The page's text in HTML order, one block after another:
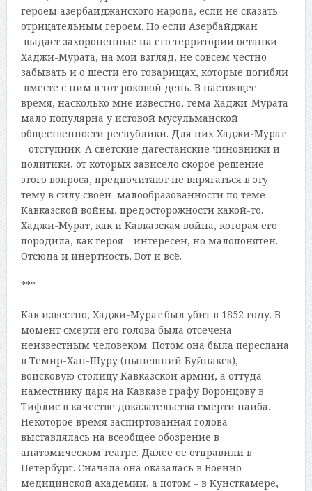
героем азербайджанского народа, если не сказать
отрицательным героем. Но если Азербайджан
выдаст захороненные на его территории останки
Хаджи-Мурата, на мой взгляд, не совсем честно
забывать и о шести его товарищах, которые погибли
вместе с ним в тот роковой день. В настоящее
время, насколько мне известно, тема Хаджи-Мурата
мало популярна у истовой мусульманской
общественности республики. Для них Хаджи-Мурат
– отступник. А светские дагестанские чиновники и
политики, от которых зависело скорое решение
этого вопроса, предпочитают не впрягаться в эту
тему в силу своей малообразованности по теме
Кавказской войны, предосторожности какой-то.
Хаджи-Мурат, как и Кавказская война, которая его
породила, как героя – интересен, но малопонятен.
Отсюда и инертность. Вот и всё.
***
Как известно, Хаджи-Мурат был убит в 1852 году. В
момент смерти его голова была отсечена
неизвестным человеком. Потом она была переслана
в Темир-Хан-Шуру (нынешний Буйнакск),
войсковую столицу Кавказской армии, а оттуда –
наместнику царя на Кавказе графу Воронцову в
Тифлис в качестве доказательства смерти наиба.
Некоторое время заспиртованная голова
выставлялась на всеобщее обозрение в
анатомическом театре. Далее ее отправили в
Петербург. Сначала она оказалась в Военно-
медицинской академии, а потом – в Кунсткамере,